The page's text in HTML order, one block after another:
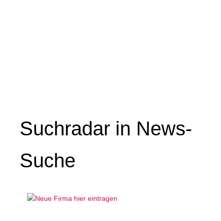
Suchradar in News-
Suche